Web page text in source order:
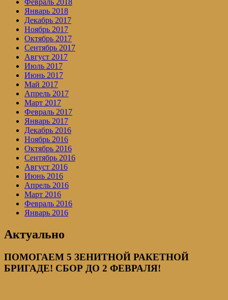
Февраль 2018
Январь 2018
Декабрь 2017
Ноябрь 2017
Октябрь 2017
Сентябрь 2017
Август 2017
Июль 2017
Июнь 2017
Май 2017
Апрель 2017
Март 2017
Февраль 2017
Январь 2017
Декабрь 2016
Ноябрь 2016
Октябрь 2016
Сентябрь 2016
Август 2016
Июнь 2016
Апрель 2016
Март 2016
Февраль 2016
Январь 2016
Актуально
ПОМОГАЕМ 5 ЗЕНИТНОЙ РАКЕТНОЙ
БРИГАДЕ! СБОР ДО 2 ФЕВРАЛЯ!